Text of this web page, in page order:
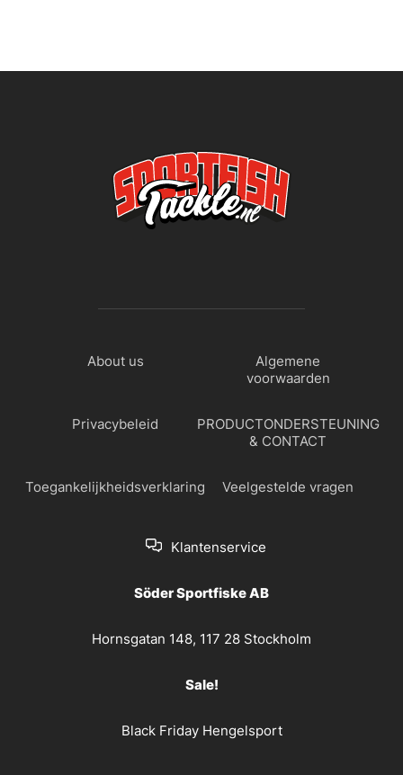
About us
Algemene
voorwaarden
Privacybeleid
PRODUCTONDERSTEUNING
& CONTACT
Toegankelijkheidsverklaring Veelgestelde vragen
Klantenservice
Söder Sportfiske AB
Hornsgatan 148, 117 28 Stockholm
Sale!
Black Friday Hengelsport